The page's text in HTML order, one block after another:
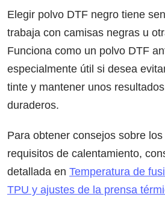
Elegir polvo DTF negro tiene
trabaja con camisas negras u
Funciona como un polvo DTF
especialmente útil si desea
tinte y mantener unos
duraderos.
Para obtener consejos sobre
requisitos de calentamiento,
detallada en Temperatura de
TPU y ajustes de la prensa